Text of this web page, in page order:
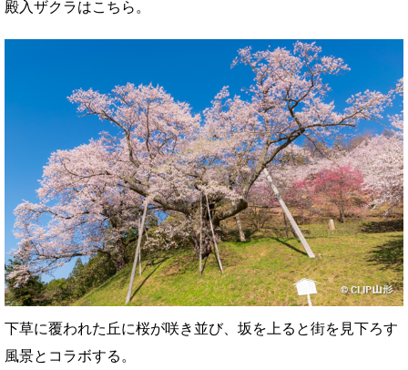
殿入ザクラはこちら。
下草に覆われた丘に桜が咲き並び、坂を上ると街を見下ろす
風景とコラボする。